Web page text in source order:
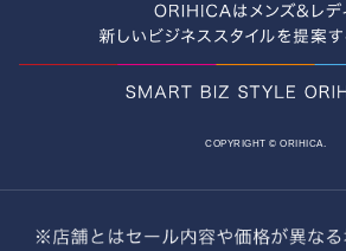
COPYRIGHT © ORIHICA.